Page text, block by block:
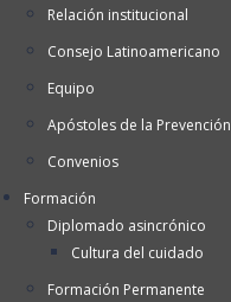
Relación institucional
Consejo Latinoamericano
Equipo
Apóstoles de la Prevención
Convenios
Formación
Diplomado asincrónico
Cultura del cuidado
Formación Permanente